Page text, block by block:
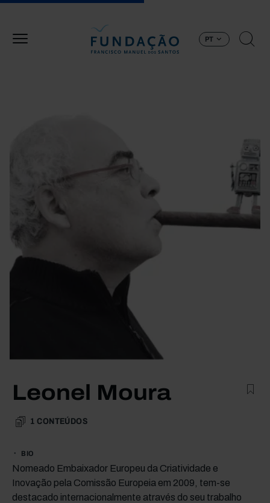
PT
Leonel Moura
1 CONTEÚDOS
BIO
Nomeado Embaixador Europeu da Criatividade e
Inovação pela Comissão Europeia em 2009, tem-se
destacado internacionalmente através do seu trabalho